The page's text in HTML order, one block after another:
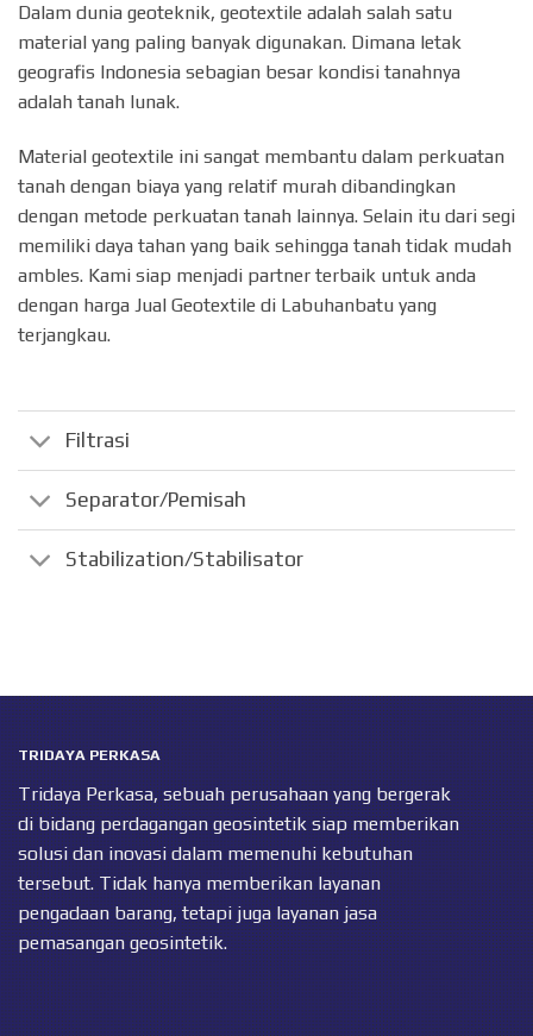
Dalam dunia geoteknik, geotextile adalah salah satu
material yang paling banyak digunakan. Dimana letak
geografis Indonesia sebagian besar kondisi tanahnya
adalah tanah lunak.
Material geotextile ini sangat membantu dalam perkuatan
tanah dengan biaya yang relatif murah dibandingkan
dengan metode perkuatan tanah lainnya. Selain itu dari segi
memiliki daya tahan yang baik sehingga tanah tidak mudah
ambles. Kami siap menjadi partner terbaik untuk anda
dengan harga Jual Geotextile di Labuhanbatu yang
terjangkau.
Filtrasi
Separator/Pemisah
Stabilization/Stabilisator
TRIDAYA PERKASA
Tridaya Perkasa, sebuah perusahaan yang bergerak
di bidang perdagangan geosintetik siap memberikan
solusi dan inovasi dalam memenuhi kebutuhan
tersebut. Tidak hanya memberikan layanan
pengadaan barang, tetapi juga layanan jasa
pemasangan geosintetik.